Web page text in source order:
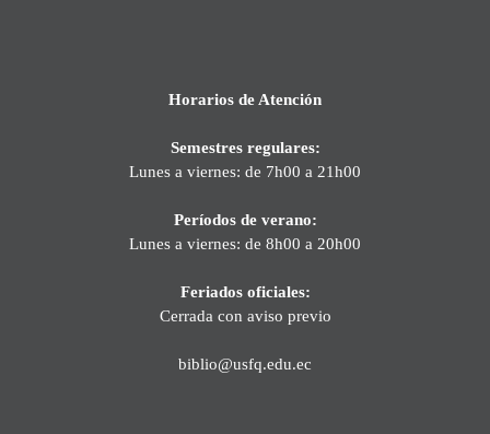
Horarios de Atención
Semestres regulares:
Lunes a viernes: de 7h00 a 21h00
Períodos de verano:
Lunes a viernes: de 8h00 a 20h00
Feriados oficiales:
Cerrada con aviso previo
biblio@usfq.edu.ec